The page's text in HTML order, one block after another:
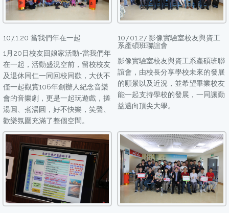
107.1.20 當我們年在一起
1月20日校友回娘家活動-當我們年
在一起，活動盛況空前，留校校友
及退休同仁一同回校同歡，大伙不
僅一起觀賞106年創辦人紀念音樂
會的音樂劇，更是一起玩遊戲，搓
湯圓、煮湯圓，好不快樂，笑聲、
歡樂氛圍充滿了整個空間。
107.01.27 影像實驗室校友與資工
系產碩班聯誼會
影像實驗室校友與資工系產碩班聯
誼會，由校長分享學校未來的發展
的願景以及近況，並希望畢業校友
能一起支持學校的發展，一同讓勤
益邁向頂尖大學。